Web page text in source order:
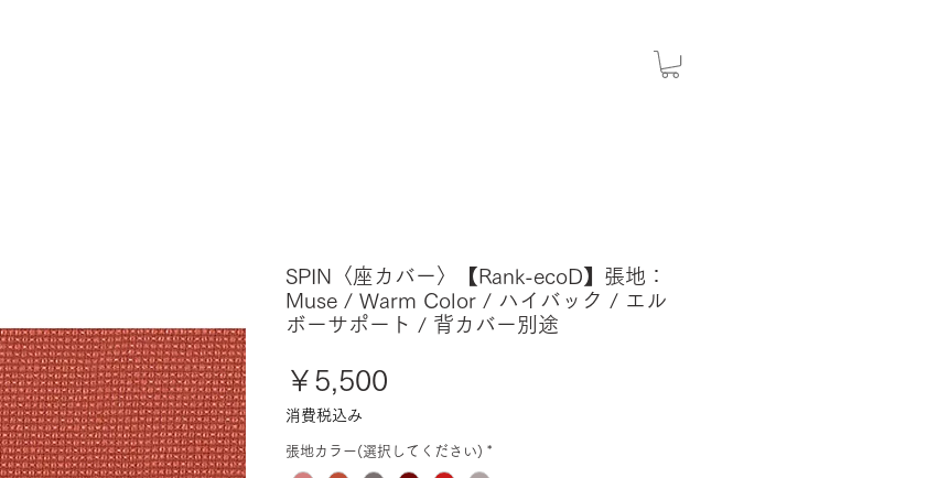
SPIN〈座カバー〉【Rank-ecoD】張地：
Muse / Warm Color / ハイバック / エル
ボーサポート / 背カバー別途
￥5,500
消費税込み
張地カラー(選択してください) *